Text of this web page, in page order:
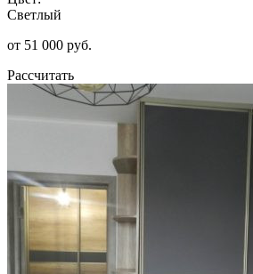
Светлый
от 51 000 руб.
Рассчитать